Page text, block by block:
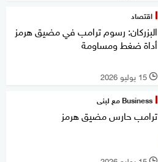
اقتصاد
البزركان: رسوم ترامب في مضيق هرمز
أداة ضغط ومساومة
l 15 يوليو 2026
Business مع لبنى
ترامب حارس مضيق هرمز